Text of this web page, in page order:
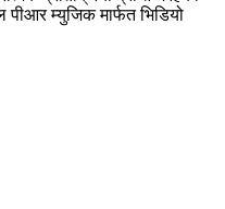
म्युजिक मार्फत भिडियो